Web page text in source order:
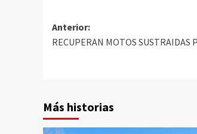
Anterior:
RECUPERAN MOTOS SUSTRAIDAS
Más historias